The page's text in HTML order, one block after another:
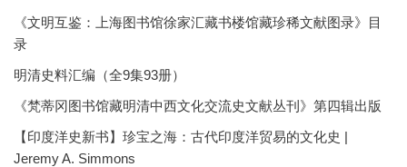
《文明互鉴：上海图书馆徐家汇藏书楼馆藏珍稀文献图录》目
录
明清史料汇编（全9集93册）
《梵蒂冈图书馆藏明清中西文化交流史文献丛刊》第四辑出版
【印度洋史新书】珍宝之海：古代印度洋贸易的文化史 |
Jeremy A. Simmons